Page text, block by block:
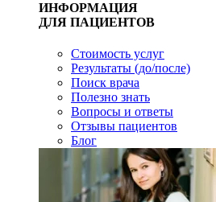
ИНФОРМАЦИЯ
ДЛЯ ПАЦИЕНТОВ
Стоимость услуг
Результаты (до/после)
Поиск врача
Полезно знать
Вопросы и ответы
Отзывы пациентов
Блог